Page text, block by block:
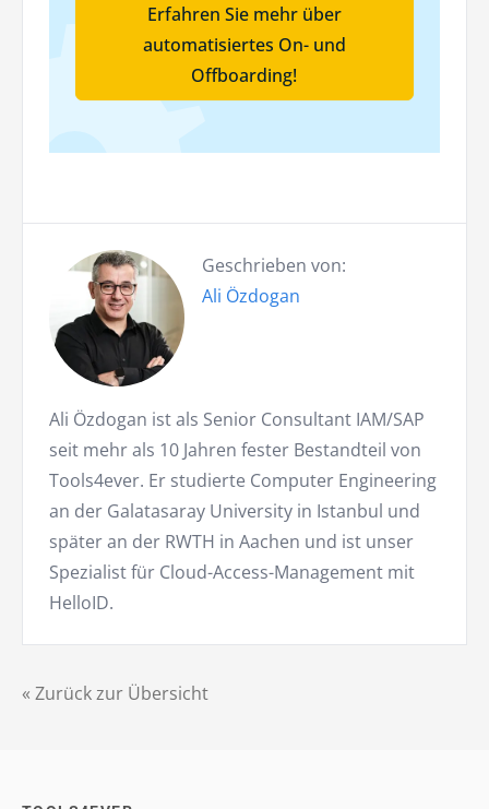
« Zurück zur Übersicht
Erfahren Sie mehr über
automatisiertes On- und
Offboarding!
Geschrieben von:
Ali Özdogan
Ali Özdogan ist als Senior Consultant IAM/SAP
seit mehr als 10 Jahren fester Bestandteil von
Tools4ever. Er studierte Computer Engineering
an der Galatasaray University in Istanbul und
später an der RWTH in Aachen und ist unser
Spezialist für Cloud-Access-Management mit
HelloID.